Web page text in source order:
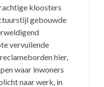
kloosters
gebouwde
vervuilende
hier,
waar inwoners
naar werk, in